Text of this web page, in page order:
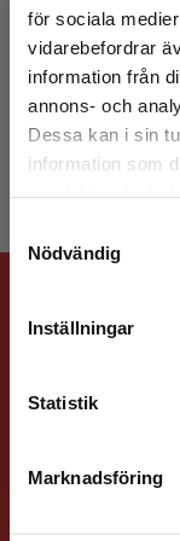
för sociala
vidarebefordrar
information från
annons- och
Dessa kan i sin
information som
Nödvändig
Inställningar
Statistik
Marknadsföring
Det verkar
Vi erbjuder
att kunna